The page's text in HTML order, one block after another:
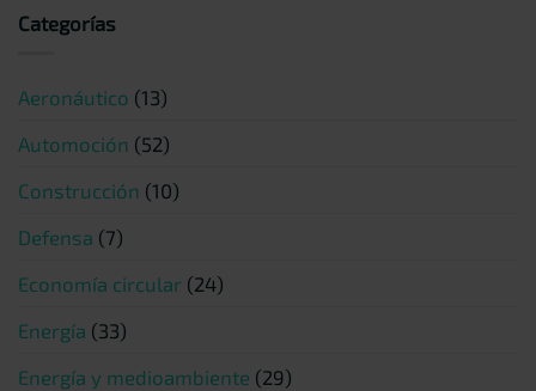
Categorías
Aeronáutico (13)
Automoción (52)
Construcción (10)
Defensa (7)
Economía circular (24)
Energía (33)
Energía y medioambiente (29)